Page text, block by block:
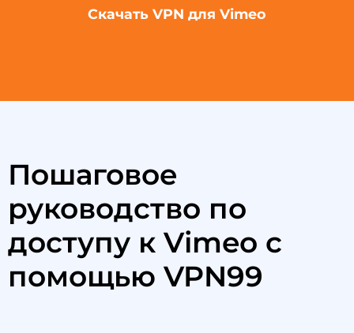
Скачать VPN для Vimeo
Пошаговое
руководство по
доступу к Vimeo с
помощью VPN99